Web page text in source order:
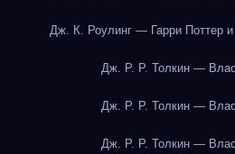
Дж. К. Роулинг — Гарри Поттер
Дж. Р. Р. Толкин —
Дж. Р. Р. Толкин —
Дж. Р. Р. Толкин —